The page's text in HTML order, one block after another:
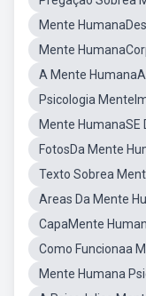
Mente
Mente
A Mente
Psicologia
Mente HumanaSE
FotosDa Mente
Texto Sobrea
Areas Da Mente
CapaMente
Como Funcionaa
Mente Humana